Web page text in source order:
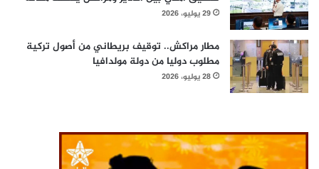
29 يوليو، 2026
مطار مراكش.. توقيف بريطاني من أصول تركية
مطلوب دوليا من دولة مولدافيا
28 يوليو، 2026